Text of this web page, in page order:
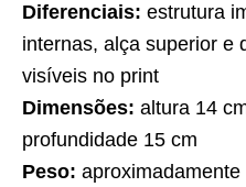
Diferenciais: estrutura
internas, alça superior e
visíveis no print
Dimensões: altura 14
profundidade 15 cm
Peso: aproximadamente